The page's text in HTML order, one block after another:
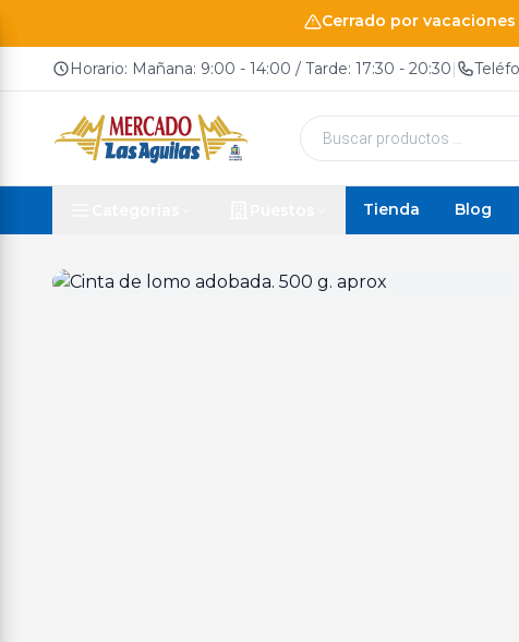
Cerrado por
Horario: Mañana: 9:00 - 14:00 / Tarde: 17:30 - 20:30|
Búsqueda
productos
Tienda Blog